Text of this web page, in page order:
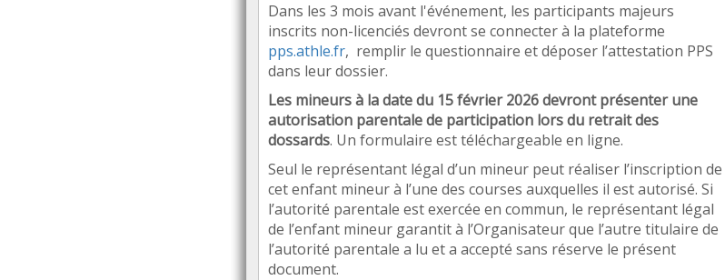
Dans les 3 mois avant l'événement, les participants majeurs
inscrits non-licenciés devront se connecterà la plateforme
pps.athle.fr, remplir le questionnaire et déposer l’attestation PPS
dans leur dossier.
Les mineursà la date du 15 février2026devront présenter une
autorisation parentale de participation lors du retrait des
dossards. Un formulaire est téléchargeable en ligne.
Seul le représentant légal d’un mineur peut réaliser l’inscription de
cet enfant mineurà l’une des courses auxquelles il est autorisé. Si
l’autorité parentale est exercée en commun, le représentant légal
de l’enfant mineur garantità l’Organisateur que l’autre titulaire de
l’autorité parentale a lu et a accepté sans réserve le présent
document.